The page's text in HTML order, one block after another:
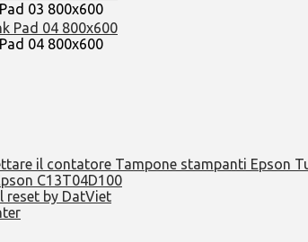
03 800x600
04 800x600
il contatore Tampone stampanti Epson
C13T04D100
reset by DatViet